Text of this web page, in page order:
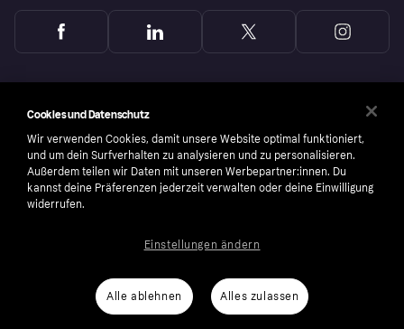
number: 556737-0431
Nutzungsbedingungen CookiesKlarna.com
Cookies und Datenschutz
Wir verwenden Cookies, damit unsere Website optimal funktioniert,
und um dein Surfverhalten zu analysieren und zu personalisieren.
Außerdem teilen wir Daten mit unseren Werbepartner:innen. Du
kannst deine Präferenzen jederzeit verwalten oder deine Einwilligung
widerrufen.
Alle ablehnen Alles zulassen
Einstellungen ändern